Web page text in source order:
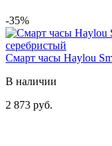
-35%
Смарт часы Haylou
В наличии
2 873 руб.